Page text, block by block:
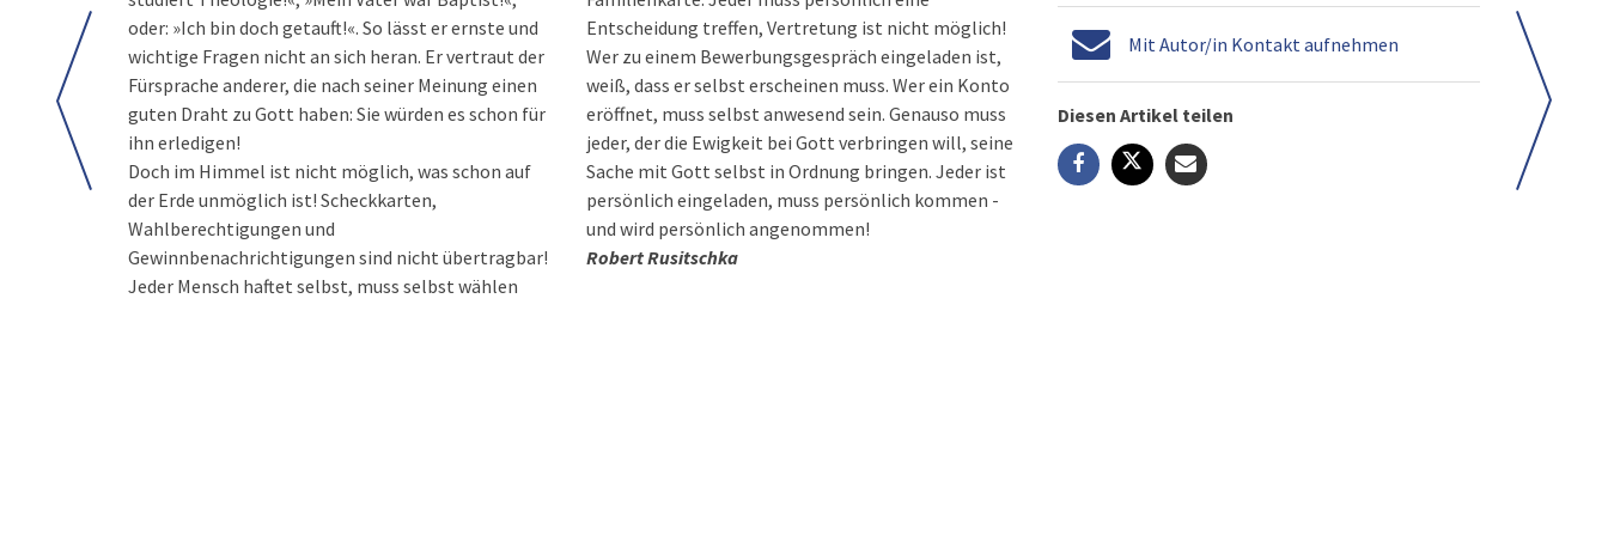
oder: »Ich bin doch getauft!«. So lässt er ernste und
wichtige Fragen nicht an sich heran. Er vertraut der
Fürsprache anderer, die nach seiner Meinung einen
guten Draht zu Gott haben: Sie würden es schon für
ihn erledigen!
Doch im Himmel ist nicht möglich, was schon auf
der Erde unmöglich ist! Scheckkarten,
Wahlberechtigungen und
Gewinnbenachrichtigungen sind nicht übertragbar!
Jeder Mensch haftet selbst, muss selbst wählen
Entscheidung treffen, Vertretung ist nicht möglich!
Wer zu einem Bewerbungsgespräch eingeladen ist,
weiß, dass er selbst erscheinen muss. Wer ein Konto
eröffnet, muss selbst anwesend sein. Genauso muss
jeder, der die Ewigkeit bei Gott verbringen will, seine
Sache mit Gott selbst in Ordnung bringen. Jeder ist
persönlich eingeladen, muss persönlich kommen -
und wird persönlich angenommen!
Robert Rusitschka
Mit Autor/in Kontakt aufnehmen
Diesen Artikel teilen